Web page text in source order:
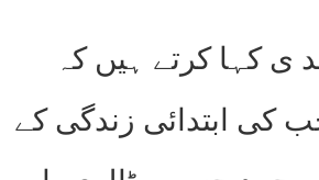
ی کہا کرتے ہیں کہ
کی ابتدائی زندگی کے